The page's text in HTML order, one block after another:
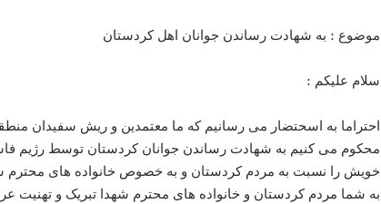
موضوع : به شهادت رساندن جوانان اهل کردستان
سلام علیکم :
احتراما به اسحتضار می رسانیم که ما معتمدین و ریش سفیدان
محکوم می کنیم به شهادت رساندن جوانان کردستان توسط رژیم
خویش را نسبت به مردم کردستان و به خصوص خانواده های محترم
به شما مردم کردستان و خانواده های محترم شهدا تبریک و تهنیت